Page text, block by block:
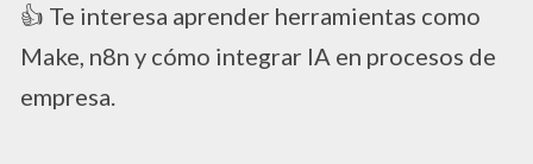
👍 Te interesa aprender herramientas como
Make, n8n y cómo integrar IA en procesos de
empresa.